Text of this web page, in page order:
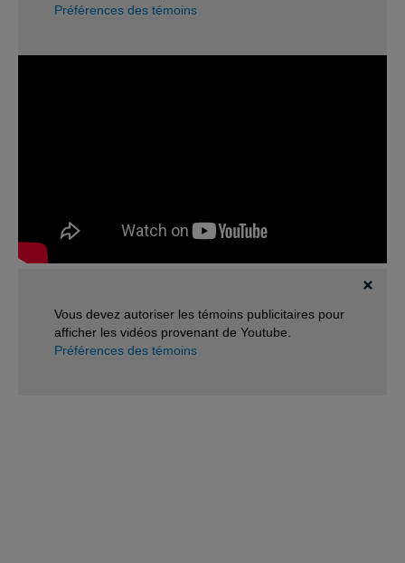
Préférences des témoins
Vous devez autoriser les témoins publicitaires pour
afficher les vidéos provenant de Youtube.
Préférences des témoins